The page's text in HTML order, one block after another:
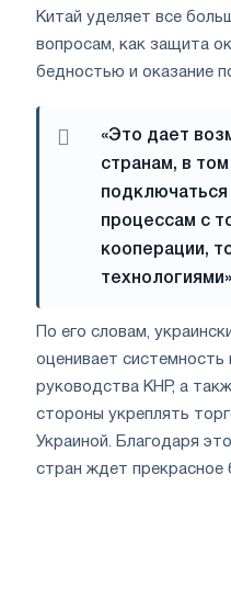
Китай уделяет все
вопросам, как защита
бедностью и оказание
«Это дает
странам, в
процессам с
кооперации,
По его словам,
оценивает системность
руководства КНР, а
стороны укреплять
Украиной. Благодаря
стран ждет прекрасное